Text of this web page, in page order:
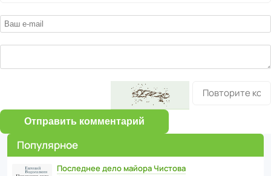
Отправить комментарий
Популярное
Последнее дело майора Чистова